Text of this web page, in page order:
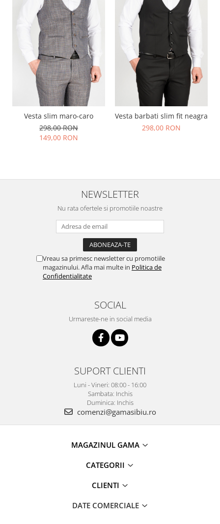
Vesta slim maro-caro
298,00 RON
149,00 RON
Vesta barbati slim fit neagra
298,00 RON
NEWSLETTER
Nu rata ofertele si promotiile noastre
Vreau sa primesc newsletter cu promotiile
magazinului. Afla mai multe in Politica de
Confidentialitate
SOCIAL
Urmareste-ne in social media
SUPORT CLIENTI
Luni - Vineri: 08:00 - 16:00
Sambata: Inchis
Duminica: Inchis
comenzi@gamasibiu.ro
MAGAZINUL GAMA
CATEGORII
CLIENTI
DATE COMERCIALE